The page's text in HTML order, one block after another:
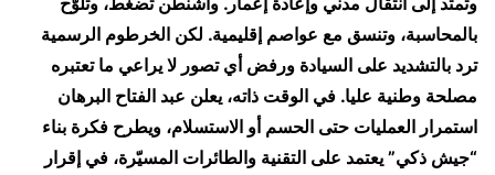
بالمحاسبة، وتنسق مع عواصم إقليمية. لكن الخرطوم الرسمية
ترد بالتشديد على السيادة ورفض أي تصور لا يراعي ما تعتبره
مصلحة وطنية عليا. في الوقت ذاته، يعلن عبد الفتاح البرهان
استمرار العمليات حتى الحسم أو الاستسلام، ويطرح فكرة بناء
“جيش ذكي” يعتمد على التقنية والطائرات المسيّرة، في إقرار